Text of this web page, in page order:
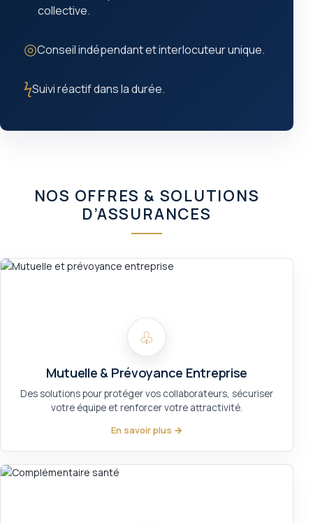
collective.
◎Conseil indépendant et interlocuteur unique.
ϟSuivi réactif dans la durée.
NOS OFFRES & SOLUTIONS
D’ASSURANCES
♧
Mutuelle & Prévoyance Entreprise
Des solutions pour protéger vos collaborateurs, sécuriser
votre équipe et renforcer votre attractivité.
En savoir plus →